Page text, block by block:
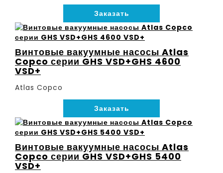
Заказать
Винтовые вакуумные насосы Atlas
Copco серии GHS VSD+GHS 4600
VSD+
Atlas Copco
Заказать
Винтовые вакуумные насосы Atlas
Copco серии GHS VSD+GHS 5400
VSD+